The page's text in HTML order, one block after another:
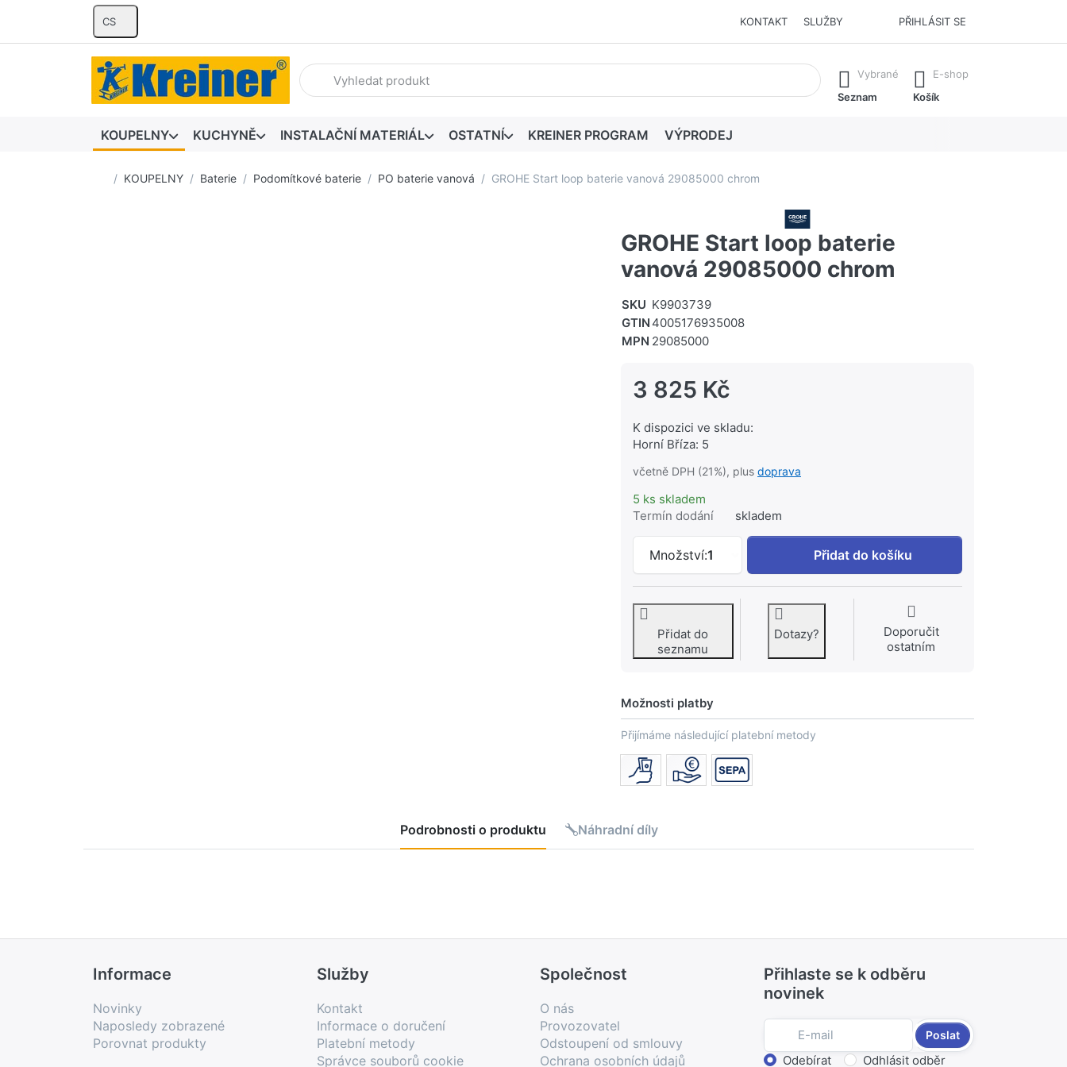
CS KONTAKT SLUŽBY PŘIHLÁSIT SE
Zadejte hledaný výraz. První výsledky se zobrazí automaticky při zadávání. Stisknutím klávesy Enter vyvoláte všechny výsledky.
Vybrané
Seznam
E-shop
Košík
KOUPELNY KUCHYNĚ INSTALAČNÍ MATERIÁL OSTATNÍ KREINER PROGRAM VÝPRODEJ
Domovská stránka
KOUPELNY Baterie Podomítkové baterie PO baterie vanová GROHE Start loop baterie vanová 29085000 chrom
GROHE Start loop baterie
vanová 29085000 chrom
SKU K9903739
GTIN 4005176935008
MPN 29085000
3 825 Kč
K dispozici ve skladu:
Horní Bříza: 5
včetně DPH (21%), plus doprava
5 ks skladem
Termín dodání
skladem
Množství:1
GROHE Start loop baterie vanová 29085000 chrom k 3
Přidat do košíku
Přidat do
seznamu
Dotazy?
Doporučit
ostatním
Možnosti platby
Přijímáme následující platební metody
Podrobnosti o produktu Náhradní díly
Informace
Novinky
Naposledy zobrazené
Porovnat produkty
Služby
Kontakt
Informace o doručení
Platební metody
Správce souborů cookie
Společnost
O nás
Provozovatel
Odstoupení od smlouvy
Ochrana osobních údajů
Přihlaste se k odběru
novinek
Poslat
Odebírat Odhlásit odběr